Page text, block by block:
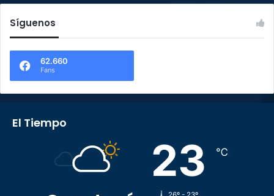
Síguenos
62.660
Fans
El Tiempo
23 ℃